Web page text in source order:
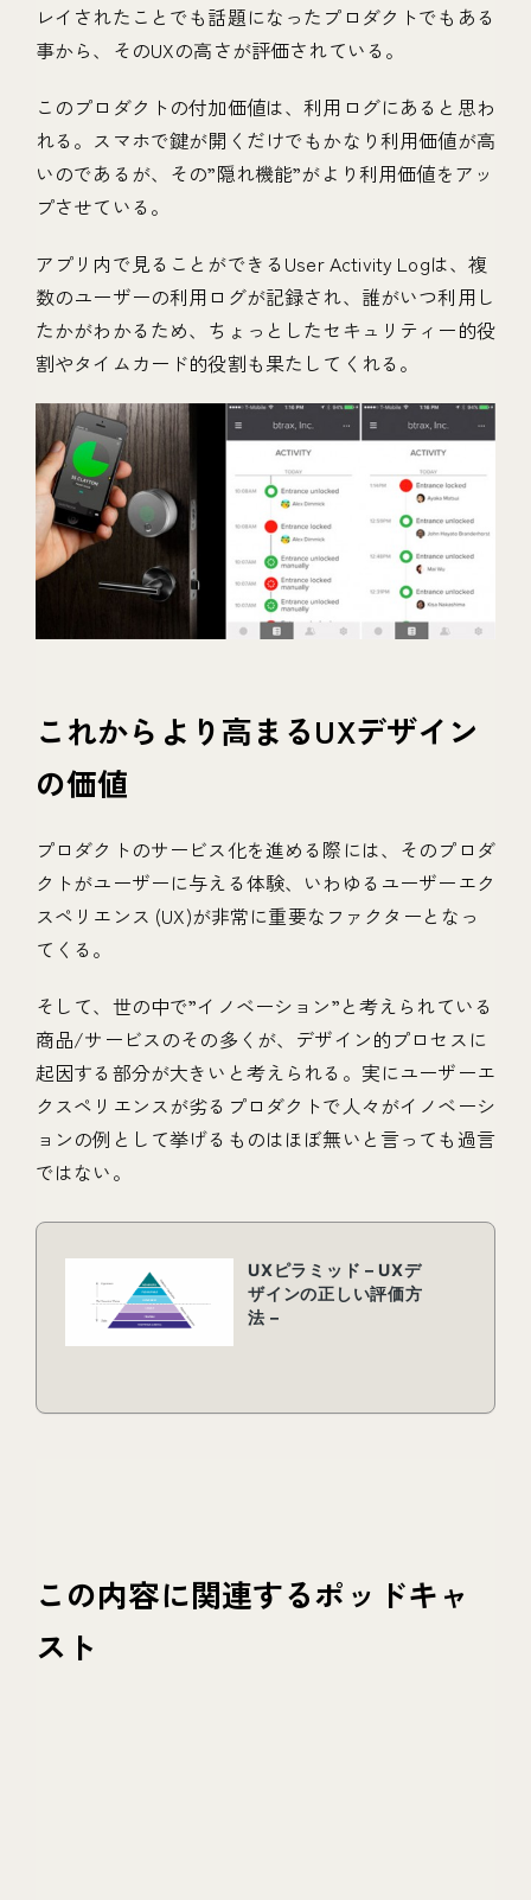
レイされたことでも話題になったプロダクトでもある
事から、そのUXの高さが評価されている。
このプロダクトの付加価値は、利用ログにあると思わ
れる。スマホで鍵が開くだけでもかなり利用価値が高
いのであるが、その”隠れ機能”がより利用価値をアッ
プさせている。
アプリ内で見ることができるUser Activity Logは、複
数のユーザーの利用ログが記録され、誰がいつ利用し
たかがわかるため、ちょっとしたセキュリティー的役
割やタイムカード的役割も果たしてくれる。
これからより高まるUXデザイン
の価値
プロダクトのサービス化を進める際には、そのプロダ
クトがユーザーに与える体験、いわゆるユーザーエク
スペリエンス (UX)が非常に重要なファクターとなっ
てくる。
そして、世の中で”イノベーション”と考えられている
商品/サービスのその多くが、デザイン的プロセスに
起因する部分が大きいと考えられる。実にユーザーエ
クスペリエンスが劣るプロダクトで人々がイノベーシ
ョンの例として挙げるものはほぼ無いと言っても過言
ではない。
この内容に関連するポッドキャ
スト